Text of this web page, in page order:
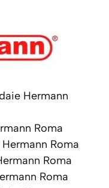
Hermann
Roma
Roma
Roma
Roma